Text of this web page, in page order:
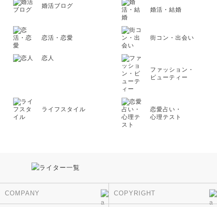
婚活ブログ
婚活・結婚
恋活・恋愛 街コン・出会い
恋人
ファッション・
ビューティー
ライフスタイル
恋愛占い・
心理テスト
COMPANY COPYRIGHT